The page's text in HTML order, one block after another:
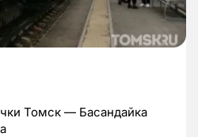
Томск — Басандайка